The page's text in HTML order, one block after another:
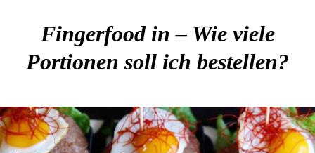
Fingerfood in – Wie viele
Portionen soll ich bestellen?